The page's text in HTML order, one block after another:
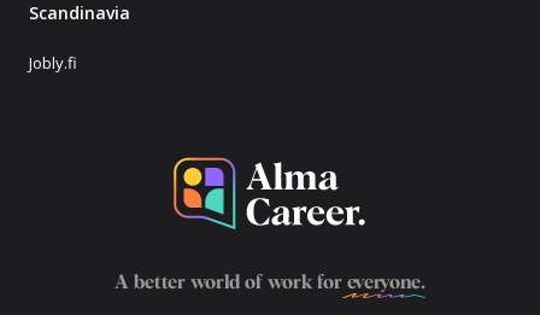
Scandinavia
Jobly.fi
A better world of work for everyone.